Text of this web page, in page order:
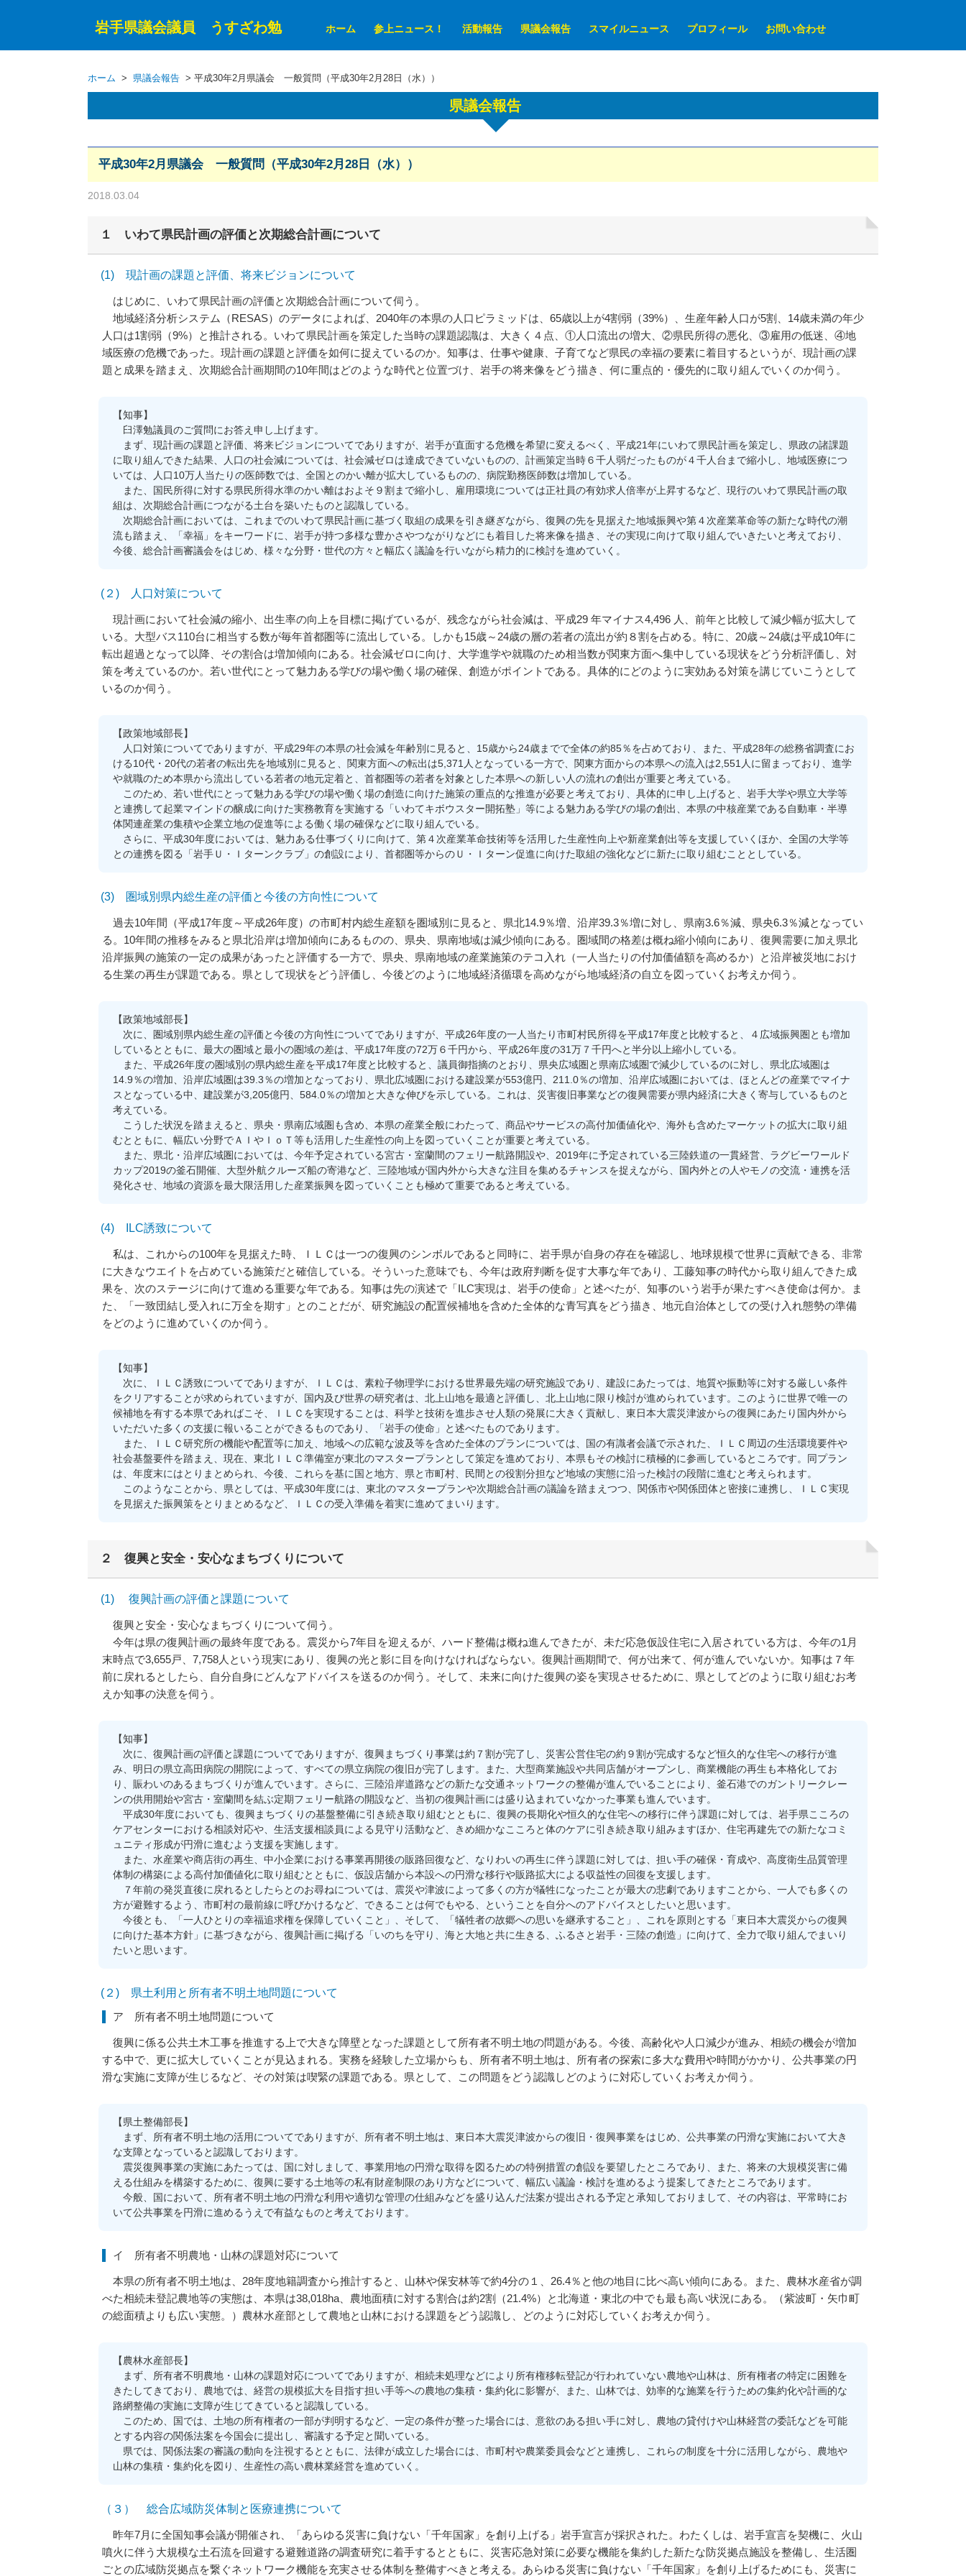
岩手県議会議員 うすざわ勉 ホーム 参上ニュース！ 活動報告 県議会報告 スマイルニュース プロフィール お問い合わせ
ホーム > 県議会報告 > 平成30年2月県議会 一般質問（平成30年2月28日（水））
県議会報告
平成30年2月県議会 一般質問（平成30年2月28日（水））
2018.03.04
１ いわて県民計画の評価と次期総合計画について
(1) 現計画の課題と評価、将来ビジョンについて
はじめに、いわて県民計画の評価と次期総合計画について伺う。
地域経済分析システム（RESAS）のデータによれば、2040年の本県の人口ピラミッドは、65歳以上が4割弱（39%）、生産年齢人口が5割、14歳未満の年少
人口は1割弱（9%）と推計される。いわて県民計画を策定した当時の課題認識は、大きく４点、①人口流出の増大、②県民所得の悪化、③雇用の低迷、④地
域医療の危機であった。現計画の課題と評価を如何に捉えているのか。知事は、仕事や健康、子育てなど県民の幸福の要素に着目するというが、現計画の課
題と成果を踏まえ、次期総合計画期間の10年間はどのような時代と位置づけ、岩手の将来像をどう描き、何に重点的・優先的に取り組んでいくのか伺う。
【知事】
臼澤勉議員のご質問にお答え申し上げます。
まず、現計画の課題と評価、将来ビジョンについてでありますが、岩手が直面する危機を希望に変えるべく、平成21年にいわて県民計画を策定し、県政の諸課題
に取り組んできた結果、人口の社会減については、社会減ゼロは達成できていないものの、計画策定当時６千人弱だったものが４千人台まで縮小し、地域医療につ
いては、人口10万人当たりの医師数では、全国とのかい離が拡大しているものの、病院勤務医師数は増加している。
また、国民所得に対する県民所得水準のかい離はおよそ９割まで縮小し、雇用環境については正社員の有効求人倍率が上昇するなど、現行のいわて県民計画の取
組は、次期総合計画につながる土台を築いたものと認識している。
次期総合計画においては、これまでのいわて県民計画に基づく取組の成果を引き継ぎながら、復興の先を見据えた地域振興や第４次産業革命等の新たな時代の潮
流も踏まえ、「幸福」をキーワードに、岩手が持つ多様な豊かさやつながりなどにも着目した将来像を描き、その実現に向けて取り組んでいきたいと考えており、
今後、総合計画審議会をはじめ、様々な分野・世代の方々と幅広く議論を行いながら精力的に検討を進めていく。
(２) 人口対策について
現計画において社会減の縮小、出生率の向上を目標に掲げているが、残念ながら社会減は、平成29 年マイナス4,496 人、前年と比較して減少幅が拡大して
いる。大型バス110台に相当する数が毎年首都圏等に流出している。しかも15歳～24歳の層の若者の流出が約８割を占める。特に、20歳～24歳は平成10年に
転出超過となって以降、その割合は増加傾向にある。社会減ゼロに向け、大学進学や就職のため相当数が関東方面へ集中している現状をどう分析評価し、対
策を考えているのか。若い世代にとって魅力ある学びの場や働く場の確保、創造がポイントである。具体的にどのように実効ある対策を講じていこうとして
いるのか伺う。
【政策地域部長】
人口対策についてでありますが、平成29年の本県の社会減を年齢別に見ると、15歳から24歳までで全体の約85％を占めており、また、平成28年の総務省調査にお
ける10代・20代の若者の転出先を地域別に見ると、関東方面への転出は5,371人となっている一方で、関東方面からの本県への流入は2,551人に留まっており、進学
や就職のため本県から流出している若者の地元定着と、首都圏等の若者を対象とした本県への新しい人の流れの創出が重要と考えている。
このため、若い世代にとって魅力ある学びの場や働く場の創造に向けた施策の重点的な推進が必要と考えており、具体的に申し上げると、岩手大学や県立大学等
と連携して起業マインドの醸成に向けた実務教育を実施する「いわてキボウスター開拓塾」等による魅力ある学びの場の創出、本県の中核産業である自動車・半導
体関連産業の集積や企業立地の促進等による働く場の確保などに取り組んでいる。
さらに、平成30年度においては、魅力ある仕事づくりに向けて、第４次産業革命技術等を活用した生産性向上や新産業創出等を支援していくほか、全国の大学等
との連携を図る「岩手Ｕ・Ｉターンクラブ」の創設により、首都圏等からのＵ・Ｉターン促進に向けた取組の強化などに新たに取り組むこととしている。
(3) 圏域別県内総生産の評価と今後の方向性について
過去10年間（平成17年度～平成26年度）の市町村内総生産額を圏域別に見ると、県北14.9％増、沿岸39.3％増に対し、県南3.6％減、県央6.3％減となってい
る。10年間の推移をみると県北沿岸は増加傾向にあるものの、県央、県南地域は減少傾向にある。圏域間の格差は概ね縮小傾向にあり、復興需要に加え県北
沿岸振興の施策の一定の成果があったと評価する一方で、県央、県南地域の産業施策のテコ入れ（一人当たりの付加価値額を高めるか）と沿岸被災地におけ
る生業の再生が課題である。県として現状をどう評価し、今後どのように地域経済循環を高めながら地域経済の自立を図っていくお考えか伺う。
【政策地域部長】
次に、圏域別県内総生産の評価と今後の方向性についてでありますが、平成26年度の一人当たり市町村民所得を平成17年度と比較すると、４広域振興圏とも増加
しているとともに、最大の圏域と最小の圏域の差は、平成17年度の72万６千円から、平成26年度の31万７千円へと半分以上縮小している。
また、平成26年度の圏域別の県内総生産を平成17年度と比較すると、議員御指摘のとおり、県央広域圏と県南広域圏で減少しているのに対し、県北広域圏は
14.9％の増加、沿岸広域圏は39.3％の増加となっており、県北広域圏における建設業が553億円、211.0％の増加、沿岸広域圏においては、ほとんどの産業でマイナ
スとなっている中、建設業が3,205億円、584.0％の増加と大きな伸びを示している。これは、災害復旧事業などの復興需要が県内経済に大きく寄与しているものと
考えている。
こうした状況を踏まえると、県央・県南広域圏も含め、本県の産業全般にわたって、商品やサービスの高付加価値化や、海外も含めたマーケットの拡大に取り組
むとともに、幅広い分野でＡＩやＩｏＴ等も活用した生産性の向上を図っていくことが重要と考えている。
また、県北・沿岸広域圏においては、今年予定されている宮古・室蘭間のフェリー航路開設や、2019年に予定されている三陸鉄道の一貫経営、ラグビーワールド
カップ2019の釜石開催、大型外航クルーズ船の寄港など、三陸地域が国内外から大きな注目を集めるチャンスを捉えながら、国内外との人やモノの交流・連携を活
発化させ、地域の資源を最大限活用した産業振興を図っていくことも極めて重要であると考えている。
(4) ILC誘致について
私は、これからの100年を見据えた時、ＩＬＣは一つの復興のシンボルであると同時に、岩手県が自身の存在を確認し、地球規模で世界に貢献できる、非常
に大きなウエイトを占めている施策だと確信している。そういった意味でも、今年は政府判断を促す大事な年であり、工藤知事の時代から取り組んできた成
果を、次のステージに向けて進める重要な年である。知事は先の演述で「ILC実現は、岩手の使命」と述べたが、知事のいう岩手が果たすべき使命は何か。ま
た、「一致団結し受入れに万全を期す」とのことだが、研究施設の配置候補地を含めた全体的な青写真をどう描き、地元自治体としての受け入れ態勢の準備
をどのように進めていくのか伺う。
【知事】
次に、ＩＬＣ誘致についてでありますが、ＩＬＣは、素粒子物理学における世界最先端の研究施設であり、建設にあたっては、地質や振動等に対する厳しい条件
をクリアすることが求められていますが、国内及び世界の研究者は、北上山地を最適と評価し、北上山地に限り検討が進められています。このように世界で唯一の
候補地を有する本県であればこそ、ＩＬＣを実現することは、科学と技術を進歩させ人類の発展に大きく貢献し、東日本大震災津波からの復興にあたり国内外から
いただいた多くの支援に報いることができるものであり、「岩手の使命」と述べたものであります。
また、ＩＬＣ研究所の機能や配置等に加え、地域への広範な波及等を含めた全体のプランについては、国の有識者会議で示された、ＩＬＣ周辺の生活環境要件や
社会基盤要件を踏まえ、現在、東北ＩＬＣ準備室が東北のマスタープランとして策定を進めており、本県もその検討に積極的に参画しているところです。同プラン
は、年度末にはとりまとめられ、今後、これらを基に国と地方、県と市町村、民間との役割分担など地域の実態に沿った検討の段階に進むと考えられます。
このようなことから、県としては、平成30年度には、東北のマスタープランや次期総合計画の議論を踏まえつつ、関係市や関係団体と密接に連携し、ＩＬＣ実現
を見据えた振興策をとりまとめるなど、ＩＬＣの受入準備を着実に進めてまいります。
２ 復興と安全・安心なまちづくりについて
(1) 復興計画の評価と課題について
復興と安全・安心なまちづくりについて伺う。
今年は県の復興計画の最終年度である。震災から7年目を迎えるが、ハード整備は概ね進んできたが、未だ応急仮設住宅に入居されている方は、今年の1月
末時点で3,655戸、7,758人という現実にあり、復興の光と影に目を向けなければならない。復興計画期間で、何が出来て、何が進んでいないか。知事は７年
前に戻れるとしたら、自分自身にどんなアドバイスを送るのか伺う。そして、未来に向けた復興の姿を実現させるために、県としてどのように取り組むお考
えか知事の決意を伺う。
【知事】
次に、復興計画の評価と課題についてでありますが、復興まちづくり事業は約７割が完了し、災害公営住宅の約９割が完成するなど恒久的な住宅への移行が進
み、明日の県立高田病院の開院によって、すべての県立病院の復旧が完了します。また、大型商業施設や共同店舗がオープンし、商業機能の再生も本格化してお
り、賑わいのあるまちづくりが進んでいます。さらに、三陸沿岸道路などの新たな交通ネットワークの整備が進んでいることにより、釜石港でのガントリークレー
ンの供用開始や宮古・室蘭間を結ぶ定期フェリー航路の開設など、当初の復興計画には盛り込まれていなかった事業も進んでいます。
平成30年度においても、復興まちづくりの基盤整備に引き続き取り組むとともに、復興の長期化や恒久的な住宅への移行に伴う課題に対しては、岩手県こころの
ケアセンターにおける相談対応や、生活支援相談員による見守り活動など、きめ細かなこころと体のケアに引き続き取り組みますほか、住宅再建先での新たなコミ
ュニティ形成が円滑に進むよう支援を実施します。
また、水産業や商店街の再生、中小企業における事業再開後の販路回復など、なりわいの再生に伴う課題に対しては、担い手の確保・育成や、高度衛生品質管理
体制の構築による高付加価値化に取り組むとともに、仮設店舗から本設への円滑な移行や販路拡大による収益性の回復を支援します。
７年前の発災直後に戻れるとしたらとのお尋ねについては、震災や津波によって多くの方が犠牲になったことが最大の悲劇でありますことから、一人でも多くの
方が避難するよう、市町村の最前線に呼びかけるなど、できることは何でもやる、ということを自分へのアドバイスとしたいと思います。
今後とも、「一人ひとりの幸福追求権を保障していくこと」、そして、「犠牲者の故郷への思いを継承すること」、これを原則とする「東日本大震災からの復興
に向けた基本方針」に基づきながら、復興計画に掲げる「いのちを守り、海と大地と共に生きる、ふるさと岩手・三陸の創造」に向けて、全力で取り組んでまいり
たいと思います。
(２) 県土利用と所有者不明土地問題について
ア 所有者不明土地問題について
復興に係る公共土木工事を推進する上で大きな障壁となった課題として所有者不明土地の問題がある。今後、高齢化や人口減少が進み、相続の機会が増加
する中で、更に拡大していくことが見込まれる。実務を経験した立場からも、所有者不明土地は、所有者の探索に多大な費用や時間がかかり、公共事業の円
滑な実施に支障が生じるなど、その対策は喫緊の課題である。県として、この問題をどう認識しどのように対応していくお考えか伺う。
【県土整備部長】
まず、所有者不明土地の活用についてでありますが、所有者不明土地は、東日本大震災津波からの復旧・復興事業をはじめ、公共事業の円滑な実施において大き
な支障となっていると認識しております。
震災復興事業の実施にあたっては、国に対しまして、事業用地の円滑な取得を図るための特例措置の創設を要望したところであり、また、将来の大規模災害に備
える仕組みを構築するために、復興に要する土地等の私有財産制限のあり方などについて、幅広い議論・検討を進めるよう提案してきたところであります。
今般、国において、所有者不明土地の円滑な利用や適切な管理の仕組みなどを盛り込んだ法案が提出される予定と承知しておりまして、その内容は、平常時にお
いて公共事業を円滑に進めるうえで有益なものと考えております。
イ 所有者不明農地・山林の課題対応について
本県の所有者不明土地は、28年度地籍調査から推計すると、山林や保安林等で約4分の１、26.4％と他の地目に比べ高い傾向にある。また、農林水産省が調
べた相続未登記農地等の実態は、本県は38,018ha、農地面積に対する割合は約2割（21.4%）と北海道・東北の中でも最も高い状況にある。（紫波町・矢巾町
の総面積よりも広い実態。）農林水産部として農地と山林における課題をどう認識し、どのように対応していくお考えか伺う。
【農林水産部長】
まず、所有者不明農地・山林の課題対応についてでありますが、相続未処理などにより所有権移転登記が行われていない農地や山林は、所有権者の特定に困難を
きたしてきており、農地では、経営の規模拡大を目指す担い手等への農地の集積・集約化に影響が、また、山林では、効率的な施業を行うための集約化や計画的な
路網整備の実施に支障が生じてきていると認識している。
このため、国では、土地の所有権者の一部が判明するなど、一定の条件が整った場合には、意欲のある担い手に対し、農地の貸付けや山林経営の委託などを可能
とする内容の関係法案を今国会に提出し、審議する予定と聞いている。
県では、関係法案の審議の動向を注視するとともに、法律が成立した場合には、市町村や農業委員会などと連携し、これらの制度を十分に活用しながら、農地や
山林の集積・集約化を図り、生産性の高い農林業経営を進めていく。
（３） 総合広域防災体制と医療連携について
昨年7月に全国知事会議が開催され、「あらゆる災害に負けない「千年国家」を創り上げる」岩手宣言が採択された。わたくしは、岩手宣言を契機に、火山
噴火に伴う大規模な土石流を回避する避難道路の調査研究に着手するとともに、災害応急対策に必要な機能を集約した新たな防災拠点施設を整備し、生活圏
ごとの広域防災拠点を繋ぐネットワーク機能を充実させる体制を整備すべきと考える。あらゆる災害に負けない「千年国家」を創り上げるためにも、災害に